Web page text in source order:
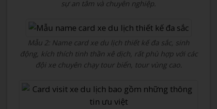
sự an tâm và chuyên nghiệp.
Mẫu 2: Name card xe du lịch thiết kế đa sắc, sinh
động, kích thích tinh thần xê dịch, rất phù hợp với các
đội xe chuyên chạy tour biển, tour vùng cao.